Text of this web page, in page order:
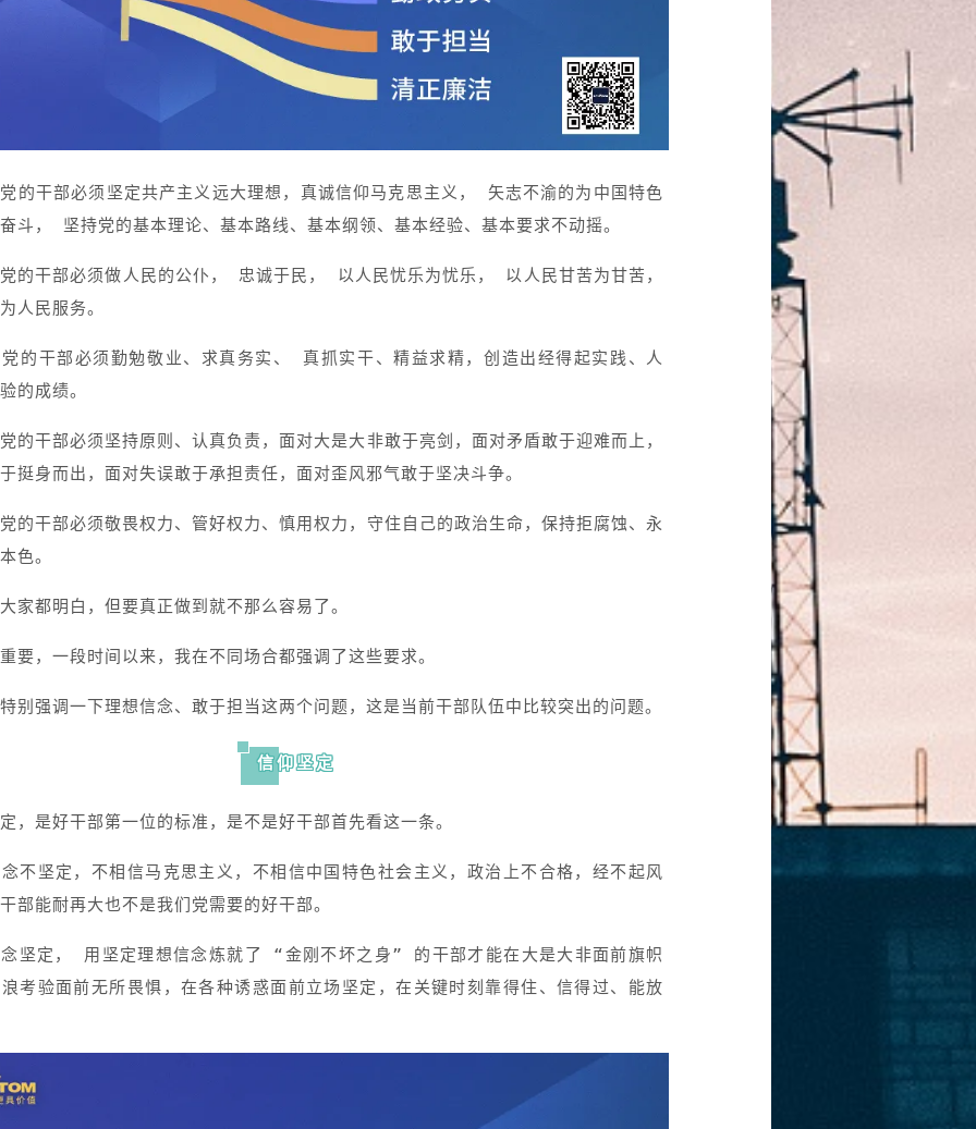
党的干部必须坚定共产主义远大理想，真诚信仰马克思主义， 矢志不渝的为中国特色
斗， 坚持党的基本理论、基本路线、基本纲领、基本经验、基本要求不动摇。
党的干部必须做人民的公仆， 忠诚于民， 以人民忧乐为忧乐， 以人民甘苦为甘苦，
人民服务。
党的干部必须勤勉敬业、求真务实、 真抓实干、精益求精，创造出经得起实践、人
的成绩。
党的干部必须坚持原则、认真负责，面对大是大非敢于亮剑，面对矛盾敢于迎难而上，
挺身而出，面对失误敢于承担责任，面对歪风邪气敢于坚决斗争。
党的干部必须敬畏权力、管好权力、慎用权力，守住自己的政治生命，保持拒腐蚀、永
色。
家都明白，但要真正做到就不那么容易了。
要，一段时间以来，我在不同场合都强调了这些要求。
别强调一下理想信念、敢于担当这两个问题，这是当前干部队伍中比较突出的问题。
信仰坚定
，是好干部第一位的标准，是不是好干部首先看这一条。
不坚定，不相信马克思主义，不相信中国特色社会主义，政治上不合格，经不起风
部能耐再大也不是我们党需要的好干部。
坚定， 用坚定理想信念炼就了 “金刚不坏之身” 的干部才能在大是大非面前旗帜
考验面前无所畏惧，在各种诱惑面前立场坚定，在关键时刻靠得住、信得过、能放